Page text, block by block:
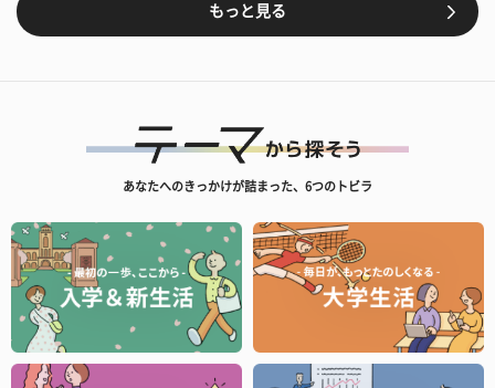
もっと見る
あなたへのきっかけが詰まった、6つのトビラ